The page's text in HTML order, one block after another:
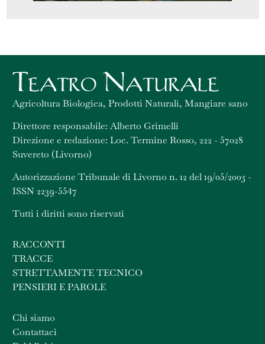
Agricoltura Biologica, Prodotti Naturali, Mangiare sano
Direttore responsabile: Alberto Grimelli
Direzione e redazione: Loc. Termine Rosso, 222 - 57028
Suvereto (Livorno)
Autorizzazione Tribunale di Livorno n. 12 del 19/05/2003 -
ISSN 2239-5547
Tutti i diritti sono riservati
RACCONTI
TRACCE
STRETTAMENTE TECNICO
PENSIERI E PAROLE
Chi siamo
Contattaci